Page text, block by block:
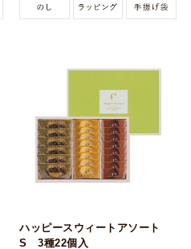
ハッピースウィートアソート
S 3種22個入